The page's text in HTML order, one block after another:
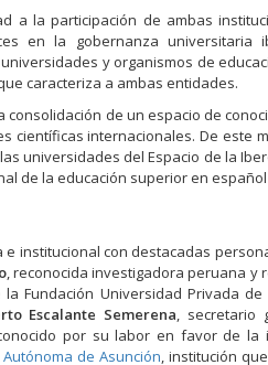
a la participación de ambas
en la gobernanza universitaria
y organismos de
caracteriza a ambas entidades.
consolidación de un espacio de
científicas internacionales. De este
universidades del Espacio de la
de la educación superior en
institucional con destacadas
, reconocida investigadora peruana y
Fundación Universidad Privada
Escalante Semerena ,
por su labor en favor de la
de Asunción , institución